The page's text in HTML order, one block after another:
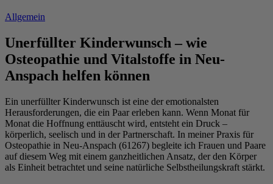
Allgemein
Unerfüllter Kinderwunsch – wie
Osteopathie und Vitalstoffe in Neu-
Anspach helfen können
Ein unerfüllter Kinderwunsch ist eine der emotionalsten
Herausforderungen, die ein Paar erleben kann. Wenn Monat für
Monat die Hoffnung enttäuscht wird, entsteht ein Druck –
körperlich, seelisch und in der Partnerschaft. In meiner Praxis für
Osteopathie in Neu-Anspach (61267) begleite ich Frauen und Paare
auf diesem Weg mit einem ganzheitlichen Ansatz, der den Körper
als Einheit betrachtet und seine natürliche Selbstheilungskraft stärkt.